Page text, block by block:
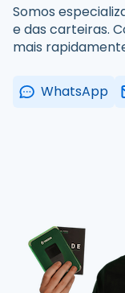
Somos
e das carteiras.
mais
WhatsApp